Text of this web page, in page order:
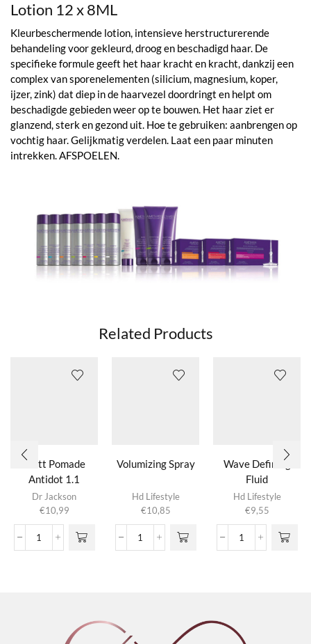
Lotion 12 x 8ML
Kleurbeschermende lotion, intensieve herstructurerende
behandeling voor gekleurd, droog en beschadigd haar. De
specifieke formule geeft het haar kracht en kracht, dankzij een
complex van sporenelementen (silicium, magnesium, koper,
ijzer, zink) dat diep in de haarvezel doordringt en helpt om
beschadigde gebieden weer op te bouwen. Het haar ziet er
glanzend, sterk en gezond uit. Hoe te gebruiken: aanbrengen op
vochtig haar. Gelijkmatig verdelen. Laat een paar minuten
intrekken. AFSPOELEN.
Related Products
Matt Pomade
Antidot 1.1
Dr Jackson
€10,99
Matt
Volumizing Spray
Hd Lifestyle
€10,85
Volumizing
Wave Defining
Fluid
Hd Lifestyle
€9,55
Wave